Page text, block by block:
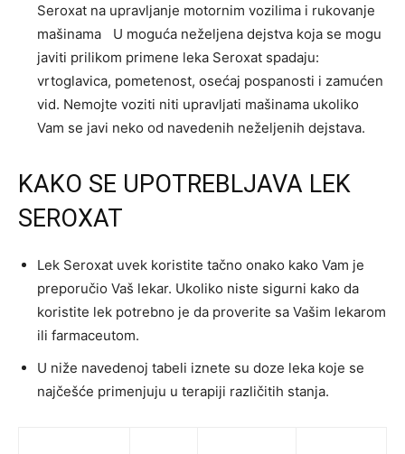
Seroxat na upravljanje motornim vozilima i rukovanje
mašinama U moguća neželjena dejstva koja se mogu
javiti prilikom primene leka Seroxat spadaju:
vrtoglavica, pometenost, osećaj pospanosti i zamućen
vid. Nemojte voziti niti upravljati mašinama ukoliko
Vam se javi neko od navedenih neželjenih dejstava.
KAKO SE UPOTREBLJAVA LEK
SEROXAT
Lek Seroxat uvek koristite tačno onako kako Vam je
preporučio Vaš lekar. Ukoliko niste sigurni kako da
koristite lek potrebno je da proverite sa Vašim lekarom
ili farmaceutom.
U niže navedenoj tabeli iznete su doze leka koje se
najčešće primenjuju u terapiji različitih stanja.